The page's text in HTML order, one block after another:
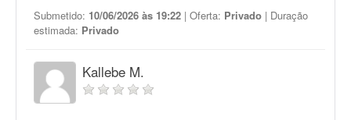
Submetido: 10/06/2026 às 19:22 | Oferta: Privado | Duração
estimada: Privado
Kallebe M.